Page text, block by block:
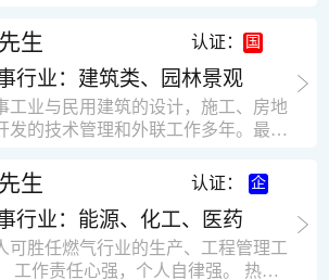
司专业监理工程师，广东重工监理有
司任专业监理工程师，监督的工程
广东东莞市花润雪花啤酒厂二期扩建
，该工程有钢结构工业厂房2栋，每
平方米。东莞市新世纪花苑，该工
一栋17层。2栋总面积32000平方米，
结构。南奥园金州商业步行街等工
30年的工作经验积累，使自己能适应
行业的多种工作岗位。
事案件、仲裁案件都颇有造诣。尤其
处理涉及公司管理、企业改制，资产
重组等法律业务。王律师有多篇学术
在省部级会议和刊物上发表。数十年
业经历中，王律师经办了数百起诉讼
诉讼案件，取得了较好的经济效益和
一贯的工作作风；法律第一和当事人
权益第一，忠诚和敬业是王福营律师
恒的追求。
域）；实际工作能力强，且经验丰
生 认证：
行业：建筑类、园林景观
工业与民用建筑的设计，施工、房地
发的技术管理和外联工作多年。最大
26层。基础理论和专业技术知识功底
，能熟练从事复杂技术工程的设计与
工作，有丰富的大中型工程项目的施
术经验。知识广博，设计、施工、予
、资产评估等都有较深造诣。曾独立
生 认证：
行业：能源、化工、医药
可胜任燃气行业的生产、工程管理工
工作责任心强，个人自律强。 热爱